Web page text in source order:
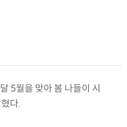
5월을 맞아 봄 나들이 시
다.